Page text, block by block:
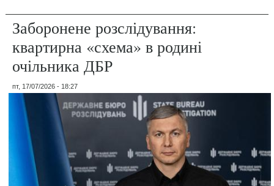
Заборонене розслідування:
квартирна «схема» в родині
очільника ДБР
пт, 17/07/2026 - 18:27